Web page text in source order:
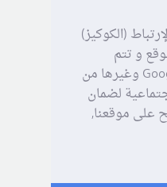
(الكوكيز)
و تتم
مشاركة بعض المعلومات مع Google وغيرها من
لضمان
موقعنا,